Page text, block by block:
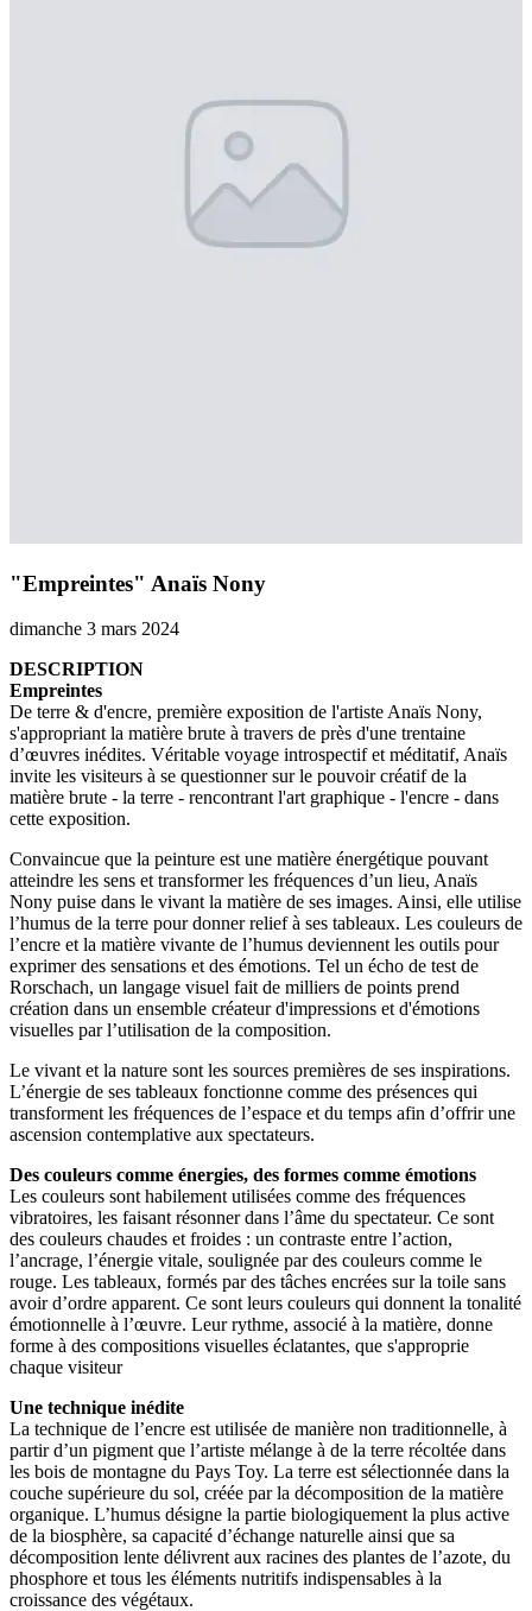
"Empreintes" Anaïs Nony
dimanche 3 mars 2024
DESCRIPTION
Empreintes
De terre & d'encre, première exposition de l'artiste Anaïs Nony,
s'appropriant la matière brute à travers de près d'une trentaine
d’œuvres inédites. Véritable voyage introspectif et méditatif, Anaïs
invite les visiteurs à se questionner sur le pouvoir créatif de la
matière brute - la terre - rencontrant l'art graphique - l'encre - dans
cette exposition.
Convaincue que la peinture est une matière énergétique pouvant
atteindre les sens et transformer les fréquences d’un lieu, Anaïs
Nony puise dans le vivant la matière de ses images. Ainsi, elle utilise
l’humus de la terre pour donner relief à ses tableaux. Les couleurs de
l’encre et la matière vivante de l’humus deviennent les outils pour
exprimer des sensations et des émotions. Tel un écho de test de
Rorschach, un langage visuel fait de milliers de points prend
création dans un ensemble créateur d'impressions et d'émotions
visuelles par l’utilisation de la composition.
Le vivant et la nature sont les sources premières de ses inspirations.
L’énergie de ses tableaux fonctionne comme des présences qui
transforment les fréquences de l’espace et du temps afin d’offrir une
ascension contemplative aux spectateurs.
Des couleurs comme énergies, des formes comme émotions
Les couleurs sont habilement utilisées comme des fréquences
vibratoires, les faisant résonner dans l’âme du spectateur. Ce sont
des couleurs chaudes et froides : un contraste entre l’action,
l’ancrage, l’énergie vitale, soulignée par des couleurs comme le
rouge. Les tableaux, formés par des tâches encrées sur la toile sans
avoir d’ordre apparent. Ce sont leurs couleurs qui donnent la tonalité
émotionnelle à l’œuvre. Leur rythme, associé à la matière, donne
forme à des compositions visuelles éclatantes, que s'approprie
chaque visiteur
Une technique inédite
La technique de l’encre est utilisée de manière non traditionnelle, à
partir d’un pigment que l’artiste mélange à de la terre récoltée dans
les bois de montagne du Pays Toy. La terre est sélectionnée dans la
couche supérieure du sol, créée par la décomposition de la matière
organique. L’humus désigne la partie biologiquement la plus active
de la biosphère, sa capacité d’échange naturelle ainsi que sa
décomposition lente délivrent aux racines des plantes de l’azote, du
phosphore et tous les éléments nutritifs indispensables à la
croissance des végétaux.